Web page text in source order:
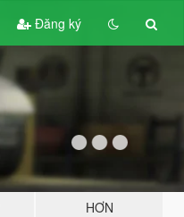
Đăng ký
HƠN